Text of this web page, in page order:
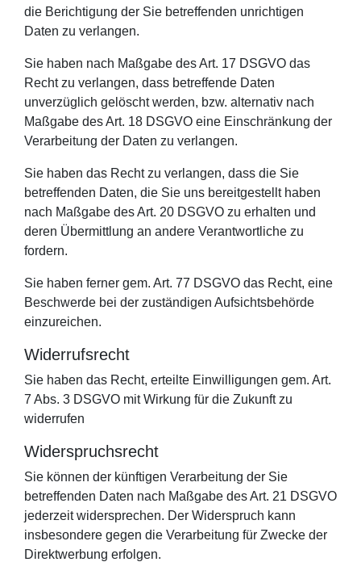
die Berichtigung der Sie betreffenden unrichtigen
Daten zu verlangen.
Sie haben nach Maßgabe des Art. 17 DSGVO das
Recht zu verlangen, dass betreffende Daten
unverzüglich gelöscht werden, bzw. alternativ nach
Maßgabe des Art. 18 DSGVO eine Einschränkung der
Verarbeitung der Daten zu verlangen.
Sie haben das Recht zu verlangen, dass die Sie
betreffenden Daten, die Sie uns bereitgestellt haben
nach Maßgabe des Art. 20 DSGVO zu erhalten und
deren Übermittlung an andere Verantwortliche zu
fordern.
Sie haben ferner gem. Art. 77 DSGVO das Recht, eine
Beschwerde bei der zuständigen Aufsichtsbehörde
einzureichen.
Widerrufsrecht
Sie haben das Recht, erteilte Einwilligungen gem. Art.
7 Abs. 3 DSGVO mit Wirkung für die Zukunft zu
widerrufen
Widerspruchsrecht
Sie können der künftigen Verarbeitung der Sie
betreffenden Daten nach Maßgabe des Art. 21 DSGVO
jederzeit widersprechen. Der Widerspruch kann
insbesondere gegen die Verarbeitung für Zwecke der
Direktwerbung erfolgen.